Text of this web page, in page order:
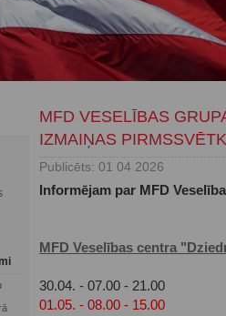
MFD VESELĪBAS
IZMAIŅAS
Publicēts: 01 04 2026
Informējam par MFD
MFD Veselības centra
30.04. - 07.00 - 21.00
01.05. - 08.00 - 15.00